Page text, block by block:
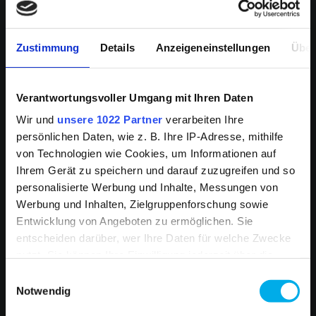
Zustimmung Details Anzeigeneinstellungen
Verantwortungsvoller Umgang mit Ihren Daten
Wir und unsere 1022 Partner verarbeiten Ihre
persönlichen Daten, wie z. B. Ihre IP-Adresse, mithilfe
von Technologien wie Cookies, um Informationen auf
Ihrem Gerät zu speichern und darauf zuzugreifen und so
personalisierte Werbung und Inhalte, Messungen von
Werbung und Inhalten, Zielgruppenforschung sowie
Entwicklung von Angeboten zu ermöglichen. Sie
entscheiden darüber, wer Ihre Daten für welche Zwecke
Trigger Symbol ändern oder widerrufen
Notwendig
Thalhausen - with results that are so good that we
Vacancies (in German only)
Click the button to gain an overview and also
to apply online for any of our current
vacancies:
provider. In this case a connection is established